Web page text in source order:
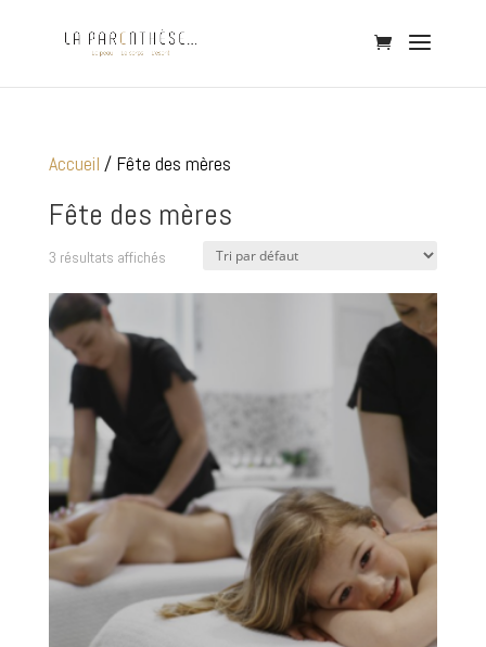
Accueil / Fête des mères
Fête des mères
3 résultats affichés